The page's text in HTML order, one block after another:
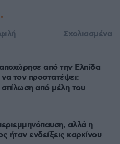
Σχολιασμένα
από την Ελπίδα
τον προστατέψει:
από μέλη του
αλλά η
ήταν ενδείξεις καρκίνου